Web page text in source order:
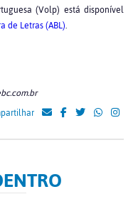
(Volp) está disponível
de Letras (ABL).